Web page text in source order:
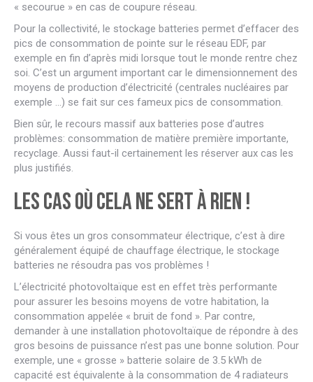
« secourue » en cas de coupure réseau.
Pour la collectivité, le stockage batteries permet d’effacer des
pics de consommation de pointe sur le réseau EDF, par
exemple en fin d’après midi lorsque tout le monde rentre chez
soi. C’est un argument important car le dimensionnement des
moyens de production d’électricité (centrales nucléaires par
exemple …) se fait sur ces fameux pics de consommation.
Bien sûr, le recours massif aux batteries pose d’autres
problèmes: consommation de matière première importante,
recyclage. Aussi faut-il certainement les réserver aux cas les
plus justifiés.
Les cas où cela ne sert à rien !
Si vous êtes un gros consommateur électrique, c’est à dire
généralement équipé de chauffage électrique, le stockage
batteries ne résoudra pas vos problèmes !
L’électricité photovoltaïque est en effet très performante
pour assurer les besoins moyens de votre habitation, la
consommation appelée « bruit de fond ». Par contre,
demander à une installation photovoltaïque de répondre à des
gros besoins de puissance n’est pas une bonne solution. Pour
exemple, une « grosse » batterie solaire de 3.5 kWh de
capacité est équivalente à la consommation de 4 radiateurs